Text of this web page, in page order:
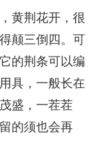
黄荆花开，很
颠三倒四。可
的荆条可以编
具，一般长在
盛，一茬茬
的须也会再